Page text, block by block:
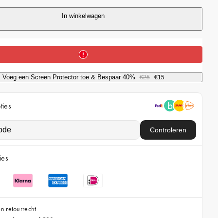
r
In winkelwagen
Voeg een Screen Protector toe & Bespaar 40% €25 €15
Controleren
retourrecht